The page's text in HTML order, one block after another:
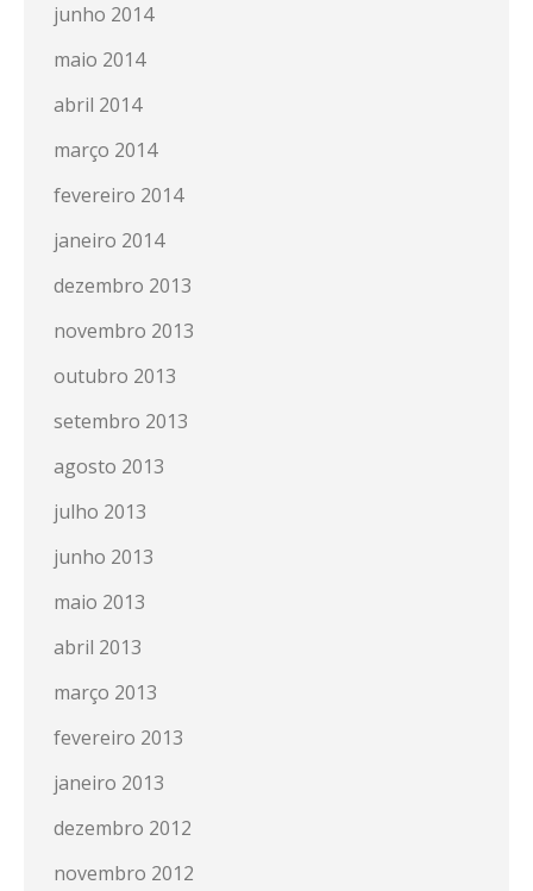
junho 2014
maio 2014
abril 2014
março 2014
fevereiro 2014
janeiro 2014
dezembro 2013
novembro 2013
outubro 2013
setembro 2013
agosto 2013
julho 2013
junho 2013
maio 2013
abril 2013
março 2013
fevereiro 2013
janeiro 2013
dezembro 2012
novembro 2012